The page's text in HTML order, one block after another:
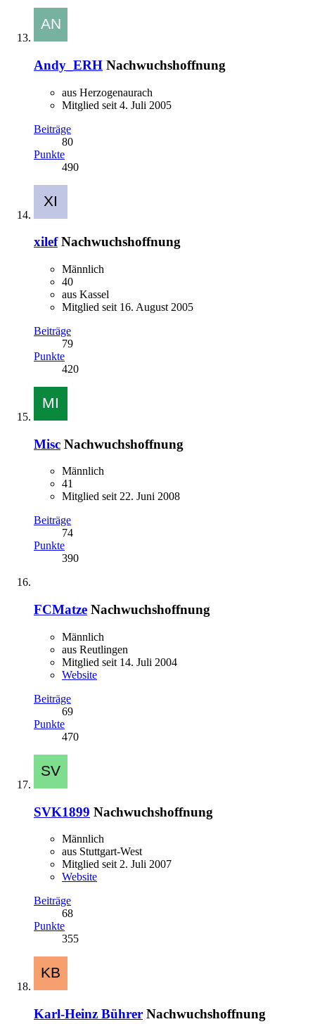
Andy_ERH Nachwuchshoffnung
aus Herzogenaurach
Mitglied seit 4. Juli 2005
Beiträge
80
Punkte
490
xilef Nachwuchshoffnung
Männlich
40
aus Kassel
Mitglied seit 16. August 2005
Beiträge
79
Punkte
420
Misc Nachwuchshoffnung
Männlich
41
Mitglied seit 22. Juni 2008
Beiträge
74
Punkte
390
FCMatze Nachwuchshoffnung
Männlich
aus Reutlingen
Mitglied seit 14. Juli 2004
Website
Beiträge
69
Punkte
470
SVK1899 Nachwuchshoffnung
Männlich
aus Stuttgart-West
Mitglied seit 2. Juli 2007
Website
Beiträge
68
Punkte
355
Karl-Heinz Bührer Nachwuchshoffnung